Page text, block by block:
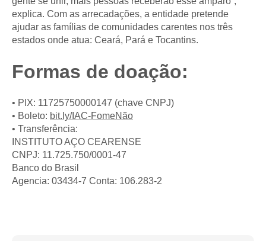
explica. Com as arrecadações, a entidade pretende
ajudar as famílias de comunidades carentes nos três
estados onde atua: Ceará, Pará e Tocantins.
Formas de doação:
• PIX: 11725750000147 (chave CNPJ)
• Boleto: bit.ly/IAC-FomeNão
• Transferência:
INSTITUTO AÇO CEARENSE
CNPJ: 11.725.750/0001-47
Banco do Brasil
Agencia: 03434-7 Conta: 106.283-2